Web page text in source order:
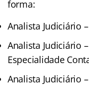
forma:
Analista Judiciário
Analista Judiciário
Especialidade
Analista Judiciário